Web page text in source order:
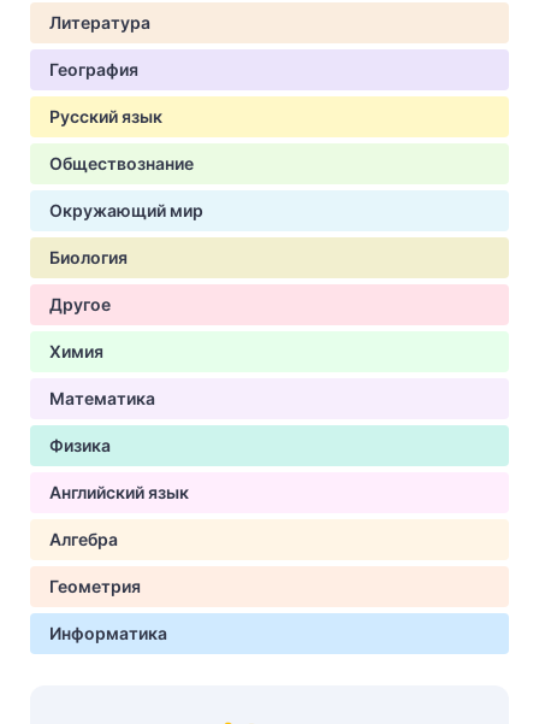
Литература
География
Русский язык
Обществознание
Окружающий мир
Биология
Другое
Химия
Математика
Физика
Английский язык
Алгебра
Геометрия
Информатика